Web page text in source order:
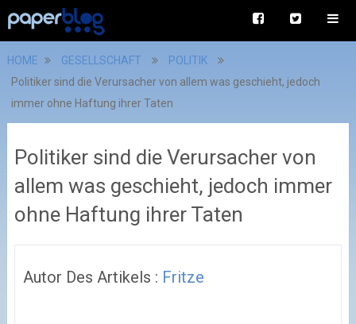
HOME GESELLSCHAFT
POLITIK
Politiker sind die Verursacher von allem was geschieht, jedoch
immer ohne Haftung ihrer Taten
Politiker sind die Verursacher von
allem was geschieht, jedoch immer
ohne Haftung ihrer Taten
Autor Des Artikels : Fritze